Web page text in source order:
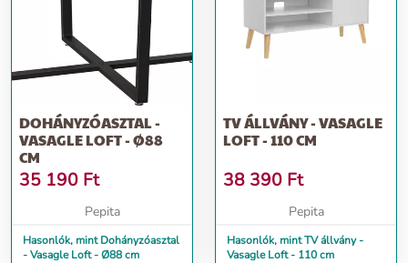
DOHÁNYZÓASZTAL -
VASAGLE LOFT - Ø88
CM
35 190 Ft
Pepita
Hasonlók, mint Dohányzóasztal
- Vasagle Loft - Ø88 cm
TV ÁLLVÁNY - VASAGLE
LOFT - 110 CM
38 390 Ft
Pepita
Hasonlók, mint TV állvány -
Vasagle Loft - 110 cm